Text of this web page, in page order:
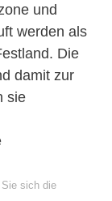
und
werden als
Die
damit zur
sie
Sie sich die